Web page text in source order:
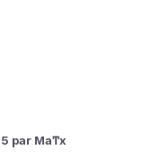
par Maͳx